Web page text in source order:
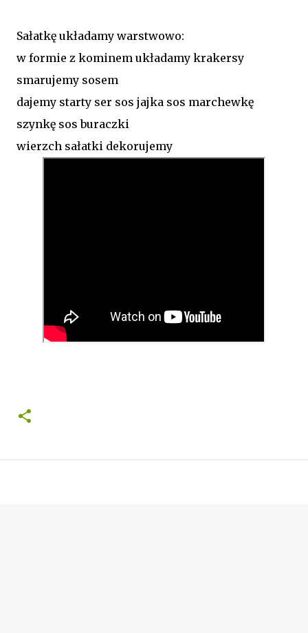
Sałatkę układamy warstwowo:
w formie z kominem układamy krakersy
smarujemy sosem
dajemy starty ser sos jajka sos marchewkę
szynkę sos buraczki
wierzch sałatki dekorujemy